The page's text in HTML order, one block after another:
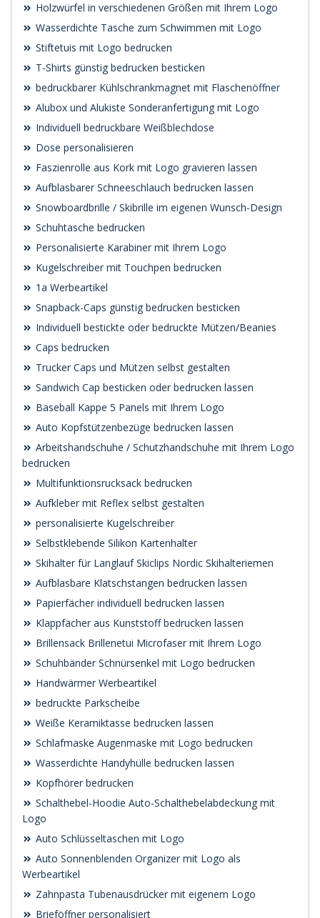
Holzwürfel in verschiedenen Größen mit Ihrem Logo
Wasserdichte Tasche zum Schwimmen mit Logo
Stiftetuis mit Logo bedrucken
T-Shirts günstig bedrucken besticken
bedruckbarer Kühlschrankmagnet mit Flaschenöffner
Alubox und Alukiste Sonderanfertigung mit Logo
Individuell bedruckbare Weißblechdose
Dose personalisieren
Faszienrolle aus Kork mit Logo gravieren lassen
Aufblasbarer Schneeschlauch bedrucken lassen
Snowboardbrille / Skibrille im eigenen Wunsch-Design
Schuhtasche bedrucken
Personalisierte Karabiner mit Ihrem Logo
Kugelschreiber mit Touchpen bedrucken
1a Werbeartikel
Snapback-Caps günstig bedrucken besticken
Individuell bestickte oder bedruckte Mützen/Beanies
Caps bedrucken
Trucker Caps und Mützen selbst gestalten
Sandwich Cap besticken oder bedrucken lassen
Baseball Kappe 5 Panels mit Ihrem Logo
Auto Kopfstützenbezüge bedrucken lassen
Arbeitshandschuhe / Schutzhandschuhe mit Ihrem Logo
bedrucken
Multifunktionsrucksack bedrucken
Aufkleber mit Reflex selbst gestalten
personalisierte Kugelschreiber
Selbstklebende Silikon Kartenhalter
Skihalter für Langlauf Skiclips Nordic Skihalteriemen
Aufblasbare Klatschstangen bedrucken lassen
Papierfächer individuell bedrucken lassen
Klappfächer aus Kunststoff bedrucken lassen
Brillensack Brillenetui Microfaser mit Ihrem Logo
Schuhbänder Schnürsenkel mit Logo bedrucken
Handwärmer Werbeartikel
bedruckte Parkscheibe
Weiße Keramiktasse bedrucken lassen
Schlafmaske Augenmaske mit Logo bedrucken
Wasserdichte Handyhülle bedrucken lassen
Kopfhörer bedrucken
Schalthebel-Hoodie Auto-Schalthebelabdeckung mit
Logo
Auto Schlüsseltaschen mit Logo
Auto Sonnenblenden Organizer mit Logo als
Werbeartikel
Zahnpasta Tubenausdrücker mit eigenem Logo
Brieföffner personalisiert